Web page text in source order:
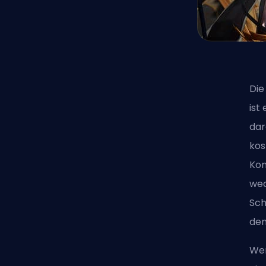
ist